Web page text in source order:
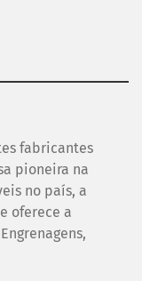
fabricantes
pioneira na
no país, a
oferece a